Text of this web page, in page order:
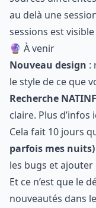
au delà une
sessions est
🔮 À venir
Nouveau design :
le style de ce que
Recherche
claire. Plus d’infos
Cela fait 10 jours
parfois mes nuits)
les bugs et
Et ce n’est que le
nouveautés dans